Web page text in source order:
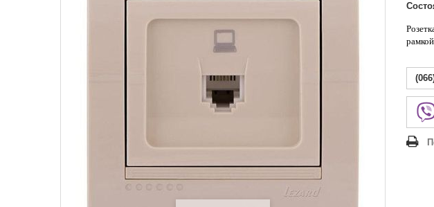
Legrand Valena Classic